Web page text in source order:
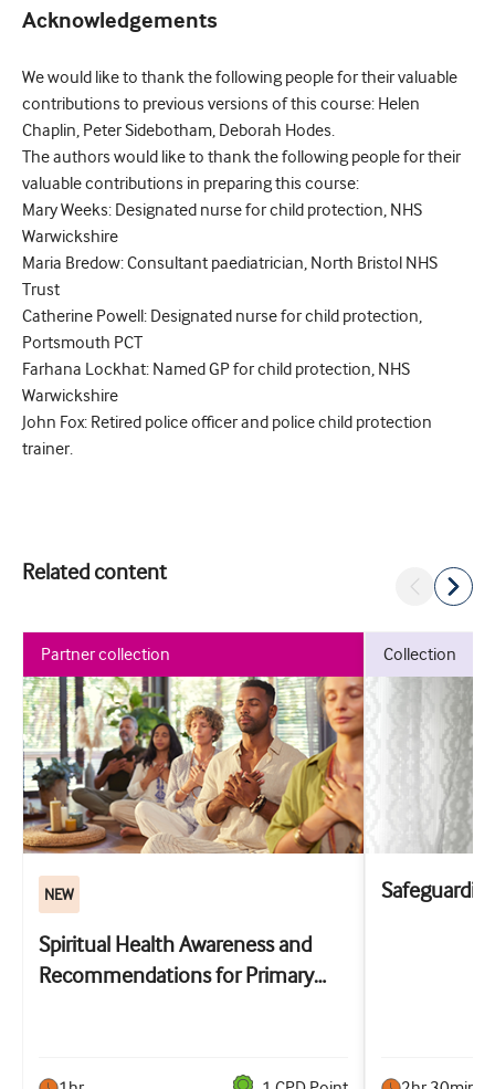
Acknowledgements
We would like to thank the following people for their valuable
contributions to previous versions of this course: Helen
Chaplin, Peter Sidebotham, Deborah Hodes.
The authors would like to thank the following people for their
valuable contributions in preparing this course:
Mary Weeks: Designated nurse for child protection, NHS
Warwickshire
Maria Bredow: Consultant paediatrician, North Bristol NHS
Trust
Catherine Powell: Designated nurse for child protection,
Portsmouth PCT
Farhana Lockhat: Named GP for child protection, NHS
Warwickshire
John Fox: Retired police officer and police child protection
trainer.
Related content
partner collection
NEW
Spiritual Health Awareness and
Recommendations for Primary
collection